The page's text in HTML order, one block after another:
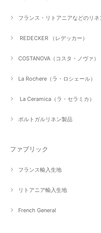
フランス・リトアニアなどのリネ
REDECKER （レデッカー）
COSTANOVA（コスタ・ノヴァ）
La Rochere（ラ・ロシェール）
La Ceramica（ラ・セラミカ）
ポルトガルリネン製品
ファブリック
フランス輸入生地
リトアニア輸入生地
French General